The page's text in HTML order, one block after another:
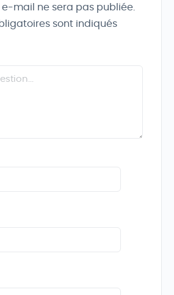
mail ne sera pas publiée.
sont indiqués